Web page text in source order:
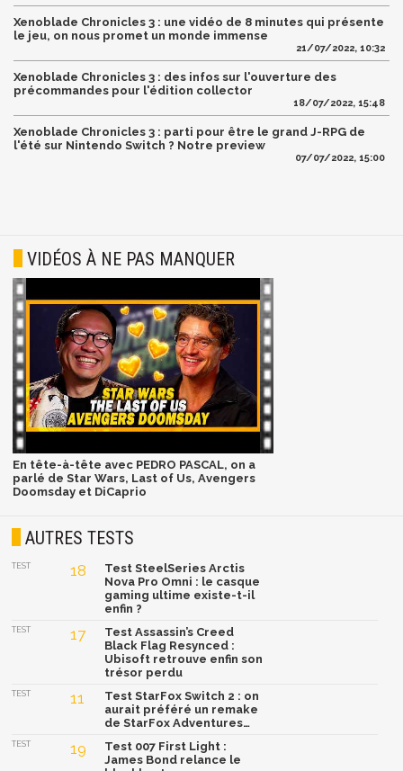
Xenoblade Chronicles 3 : une vidéo de 8 minutes qui présente
le jeu, on nous promet un monde immense
21/07/2022, 10:32
Xenoblade Chronicles 3 : des infos sur l'ouverture des
précommandes pour l'édition collector
18/07/2022, 15:48
Xenoblade Chronicles 3 : parti pour être le grand J-RPG de
l'été sur Nintendo Switch ? Notre preview
07/07/2022, 15:00
VIDÉOS À NE PAS MANQUER
En tête-à-tête avec PEDRO PASCAL, on a
parlé de Star Wars, Last of Us, Avengers
Doomsday et DiCaprio
AUTRES TESTS
TEST 18
Test SteelSeries Arctis
Nova Pro Omni : le casque
gaming ultime existe-t-il
enfin ?
TEST 17
Test Assassin’s Creed
Black Flag Resynced :
Ubisoft retrouve enfin son
trésor perdu
TEST 11
Test StarFox Switch 2 : on
aurait préféré un remake
de StarFox Adventures…
TEST 19
Test 007 First Light :
James Bond relance le